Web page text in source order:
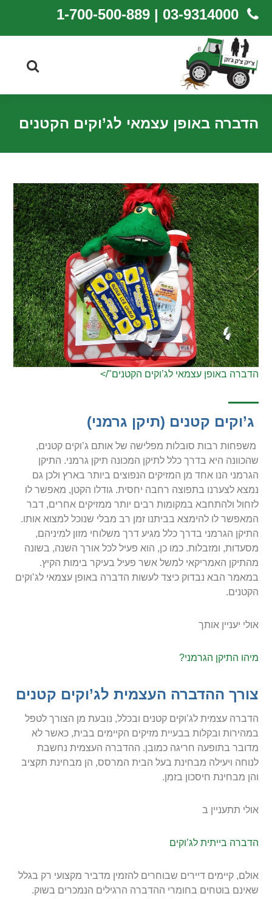
03-9314000 | 1-700-500-889
הדברה באופן עצמאי לג’וקים הקטנים
הדברה באופן עצמאי לג’וקים הקטנים"/>
ג’וקים קטנים (תיקן גרמני)
משפחות רבות סובלות מפלישה של אותם ג’וקים קטנים,
שהכוונה היא בדרך כלל לתיקן המכונה תיקן גרמני. התיקן
הגרמני הנו אחד מן המזיקים הנפוצים ביותר בארץ ולכן גם
נמצא לצערנו בתפוצה רחבה יחסית. גודלו הקטן, מאפשר לו
לזחול ולהתחבא במקומות רבים יותר ממזיקים אחרים, דבר
המאפשר לו להימצא בביתנו זמן רב מבלי שנוכל למצוא אותו.
התיקן הגרמני בדרך כלל מגיע דרך משלוחי מזון למיניהם,
מסעדות, ומזבלות. כמו כן, הוא פעיל לכל אורך השנה, בשונה
מהתיקן האמריקאי למשל אשר פעיל בעיקר בימות הקיץ.
במאמר הבא נבדוק כיצד לעשות הדברה באופן עצמאי לג’וקים
הקטנים.
אולי יעניין אותך
מיהו התיקן הגרמני?
צורך ההדברה העצמית לג’וקים קטנים
הדברה עצמית לג’וקים קטנים ובכלל, נובעת מן הצורך לטפל
במהירות ובקלות בבעיית מזיקים הקיימים בבית, כאשר לא
מדובר בתופעה חריגה כמובן. ההדברה העצמית נחשבת
לנוחה ויעילה מבחינת בעל הבית המרסס, הן מבחינת תקציב
והן מבחינת חיסכון בזמן.
אולי תתעניין ב
הדברה בייתית לג’וקים
אולם, קיימים דיירים שבוחרים להזמין מדביר מקצועי רק בגלל
שאינם בוטחים בחומרי ההדברה הרגילים הנמכרים בשוק.